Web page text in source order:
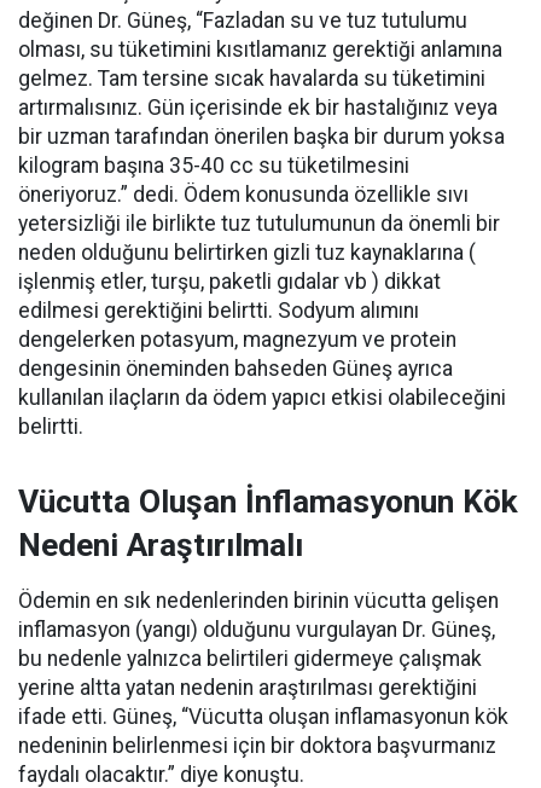
değinen Dr. Güneş, “Fazladan su ve tuz tutulumu
olması, su tüketimini kısıtlamanız gerektiği anlamına
gelmez. Tam tersine sıcak havalarda su tüketimini
artırmalısınız. Gün içerisinde ek bir hastalığınız veya
bir uzman tarafından önerilen başka bir durum yoksa
kilogram başına 35-40 cc su tüketilmesini
öneriyoruz.” dedi. Ödem konusunda özellikle sıvı
yetersizliği ile birlikte tuz tutulumunun da önemli bir
neden olduğunu belirtirken gizli tuz kaynaklarına (
işlenmiş etler, turşu, paketli gıdalar vb ) dikkat
edilmesi gerektiğini belirtti. Sodyum alımını
dengelerken potasyum, magnezyum ve protein
dengesinin öneminden bahseden Güneş ayrıca
kullanılan ilaçların da ödem yapıcı etkisi olabileceğini
belirtti.
Vücutta Oluşan İnflamasyonun Kök
Nedeni Araştırılmalı
Ödemin en sık nedenlerinden birinin vücutta gelişen
inflamasyon (yangı) olduğunu vurgulayan Dr. Güneş,
bu nedenle yalnızca belirtileri gidermeye çalışmak
yerine altta yatan nedenin araştırılması gerektiğini
ifade etti. Güneş, “Vücutta oluşan inflamasyonun kök
nedeninin belirlenmesi için bir doktora başvurmanız
faydalı olacaktır.” diye konuştu.